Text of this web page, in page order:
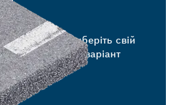
Виберіть свій
варіант